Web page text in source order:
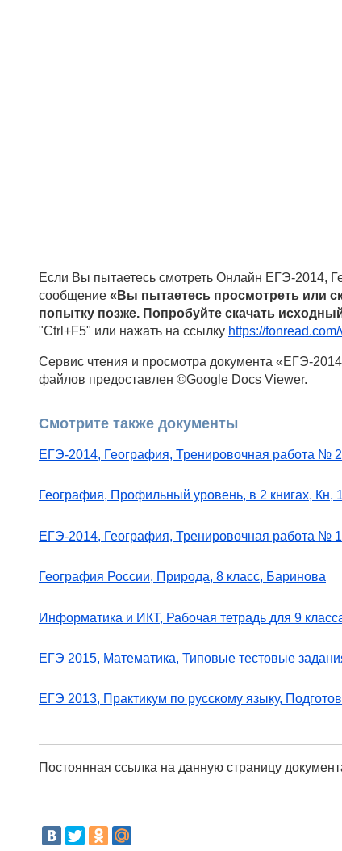
Если Вы пытаетесь смотреть Онлайн ЕГЭ-2014,
сообщение «Вы пытаетесь просмотреть или
попытку позже. Попробуйте скачать
"Ctrl+F5" или нажать на ссылку https://
Сервис чтения и просмотра документа «ЕГЭ-
файлов предоставлен ©Google Docs Viewer.
Смотрите также документы
ЕГЭ-2014, География, Тренировочная работа №
География, Профильный уровень, в 2 книгах, Кн,
ЕГЭ-2014, География, Тренировочная работа №
География России, Природа, 8 класс, Баринова
Информатика и ИКТ, Рабочая тетрадь для 9
ЕГЭ 2015, Математика, Типовые тестовые
ЕГЭ 2013, Практикум по русскому языку,
Постоянная ссылка на данную страницу